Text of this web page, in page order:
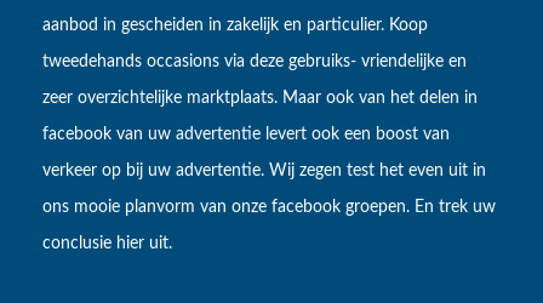
aanbod in gescheiden in zakelijk en particulier. Koop
tweedehands occasions via deze gebruiks- vriendelijke en
zeer overzichtelijke marktplaats. Maar ook van het delen in
facebook van uw advertentie levert ook een boost van
verkeer op bij uw advertentie. Wij zegen test het even uit in
ons mooie planvorm van onze facebook groepen. En trek uw
conclusie hier uit.